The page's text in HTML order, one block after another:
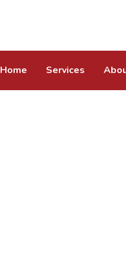
Home Services